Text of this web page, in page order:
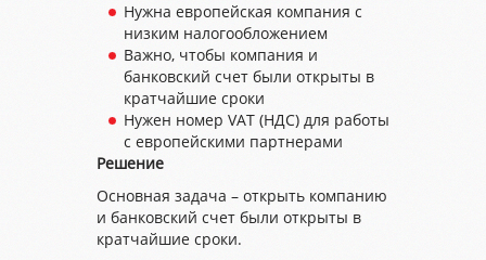
Нужна европейская компания с
низким налогообложением
Важно, чтобы компания и
банковский счет были открыты в
кратчайшие сроки
Нужен номер VAT (НДС) для работы
с европейскими партнерами
Решение
Основная задача – открыть компанию
и банковский счет были открыты в
кратчайшие сроки.